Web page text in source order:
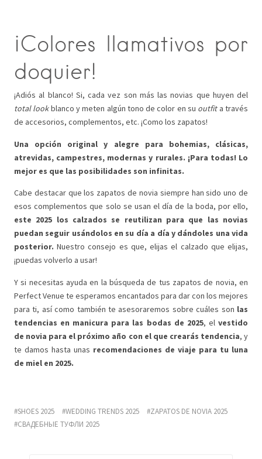
¡Colores llamativos por
doquier!
¡Adiós al blanco! Si, cada vez son más las novias que huyen del
total lookblanco y meten algún tono de color en su outfita través
de accesorios, complementos, etc. ¡Como los zapatos!
Una opción original y alegre para bohemias, clásicas,
atrevidas, campestres, modernas y rurales. ¡Para todas! Lo
mejor es que las posibilidades son infinitas.
Cabe destacar que los zapatos de novia siempre han sido uno de
esos complementos que solo se usan el día de la boda, por ello,
este 2025 los calzados se reutilizan para que las novias
puedan seguir usándolos en su día a día y dándoles una vida
posterior.Nuestro consejo es que, elijas el calzado que elijas,
¡puedas volverlo a usar!
Y si necesitas ayuda en la búsqueda de tus zapatos de novia, en
Perfect Venue te esperamos encantados para dar con los mejores
para ti, así como también te asesoraremos sobre cuáles son las
tendencias en manicura para las bodas de 2025, elvestido
de novia para el próximo año con el que crearás tendencia, y
te damos hasta unas recomendaciones de viaje para tu luna
de miel en 2025.
SHOES 2025 WEDDING TRENDS 2025
ZAPATOS DE NOVIA 2025
СВАДЕБНЫЕ ТУФЛИ 2025